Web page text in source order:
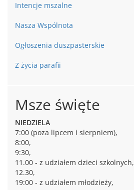
Intencje mszalne
Nasza Wspólnota
Ogłoszenia duszpasterskie
Z życia parafii
Msze święte
NIEDZIELA
7:00 (poza lipcem i sierpniem),
8:00,
9:30,
11.00 - z udziałem dzieci szkolnych,
12.30,
19:00 - z udziałem młodzieży,